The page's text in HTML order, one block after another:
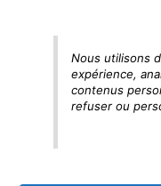
Nous utilisons
expérience,
contenus
refuser ou